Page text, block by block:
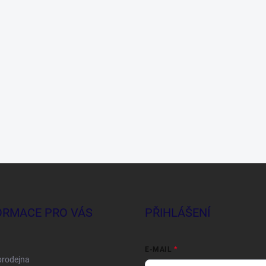
PRO VÁS PŘIHLÁŠENÍ
E-MAIL